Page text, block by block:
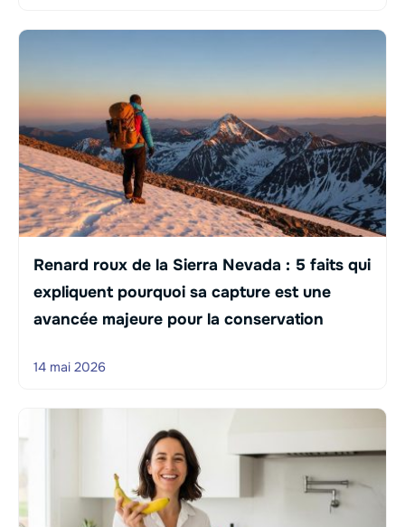
Renard roux de la Sierra Nevada : 5 faits qui
expliquent pourquoi sa capture est une
avancée majeure pour la conservation
14 mai 2026